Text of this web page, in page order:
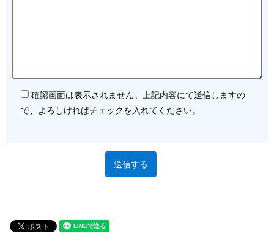
確認画面は表示されません。上記内容にて送信しますの
で、よろしければチェックを入れてください。